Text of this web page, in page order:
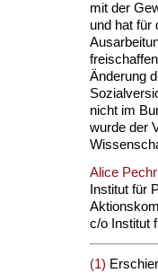
mit der
und hat für
Änderung
nicht im
wurde der
Alice
Institut für
c/o Institut
(1)